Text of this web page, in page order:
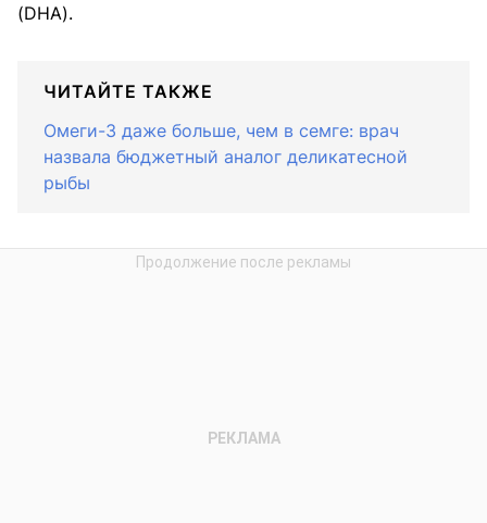
(DHA).
ЧИТАЙТЕ ТАКЖЕ
Омеги-3 даже больше, чем в семге: врач
назвала бюджетный аналог деликатесной
рыбы